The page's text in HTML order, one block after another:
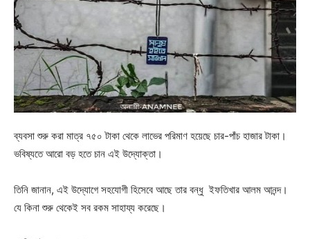
ব্যবসা শুরু করা মাত্র ৭৫০ টাকা থেকে লাভের পরিমাণ হয়েছে চার-পাঁচ হাজার টাকা।
ভবিষ্যতে আরো বড় হতে চান এই উদ্যোক্তা।
তিনি জানান, এই উদ্যোগে সহযোগী হিসেবে আছে তার বন্ধু ইফতিখার আলম আনন্দ।
যে কিনা শুরু থেকেই সব রকম সাহায্য করেছে।